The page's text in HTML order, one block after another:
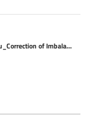
Yongding Yu_Correction of Imbalances